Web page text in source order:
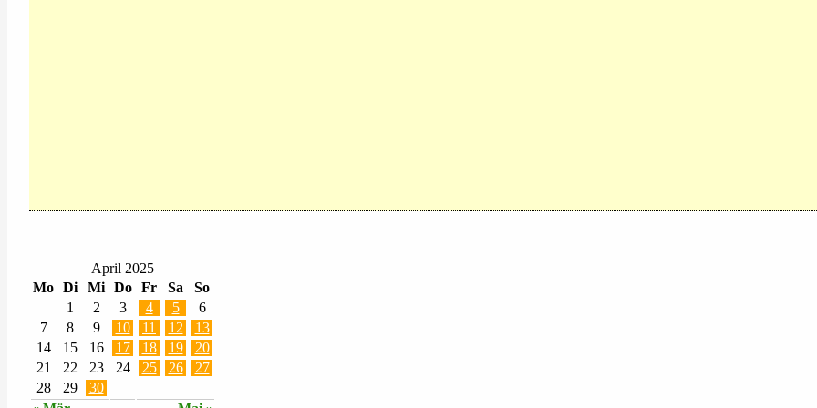
April 2025
Mo Di Mi Do Fr Sa So
1 2 3 4 5
6
7
8 9 10 11 12
13
14
15 16 17 18 19
20
21
22 23 24 25 26
27
28
29 30